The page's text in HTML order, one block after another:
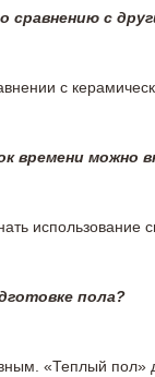
сравнению с
с
времени можно
пола?
«Теплый пол»